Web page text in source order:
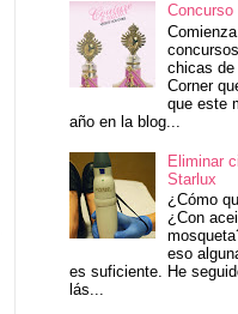
Concurso
chicas
Corner
que este
año en la blog...
Eliminar
Starlux
¿Cómo
¿Con
eso
es suficiente. He
lás...